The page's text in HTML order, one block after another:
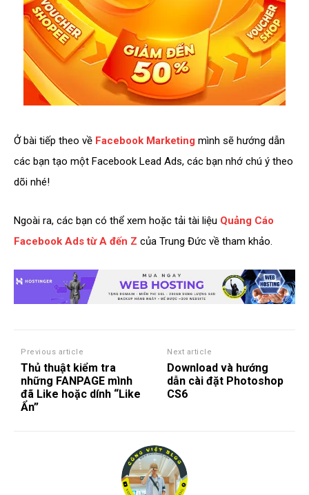
Ở bài tiếp theo về Facebook Marketing mình sẽ hướng dẫn
các bạn tạo một Facebook Lead Ads, các bạn nhớ chú ý theo
dõi nhé!
Ngoài ra, các bạn có thể xem hoặc tải tài liệu Quảng Cáo
Facebook Ads từ A đến Z của Trung Đức về tham khảo.
Previous article
Thủ thuật kiểm tra
những FANPAGE mình
đã Like hoặc dính “Like
Ẩn”
Next article
Download và hướng
dẫn cài đặt Photoshop
CS6